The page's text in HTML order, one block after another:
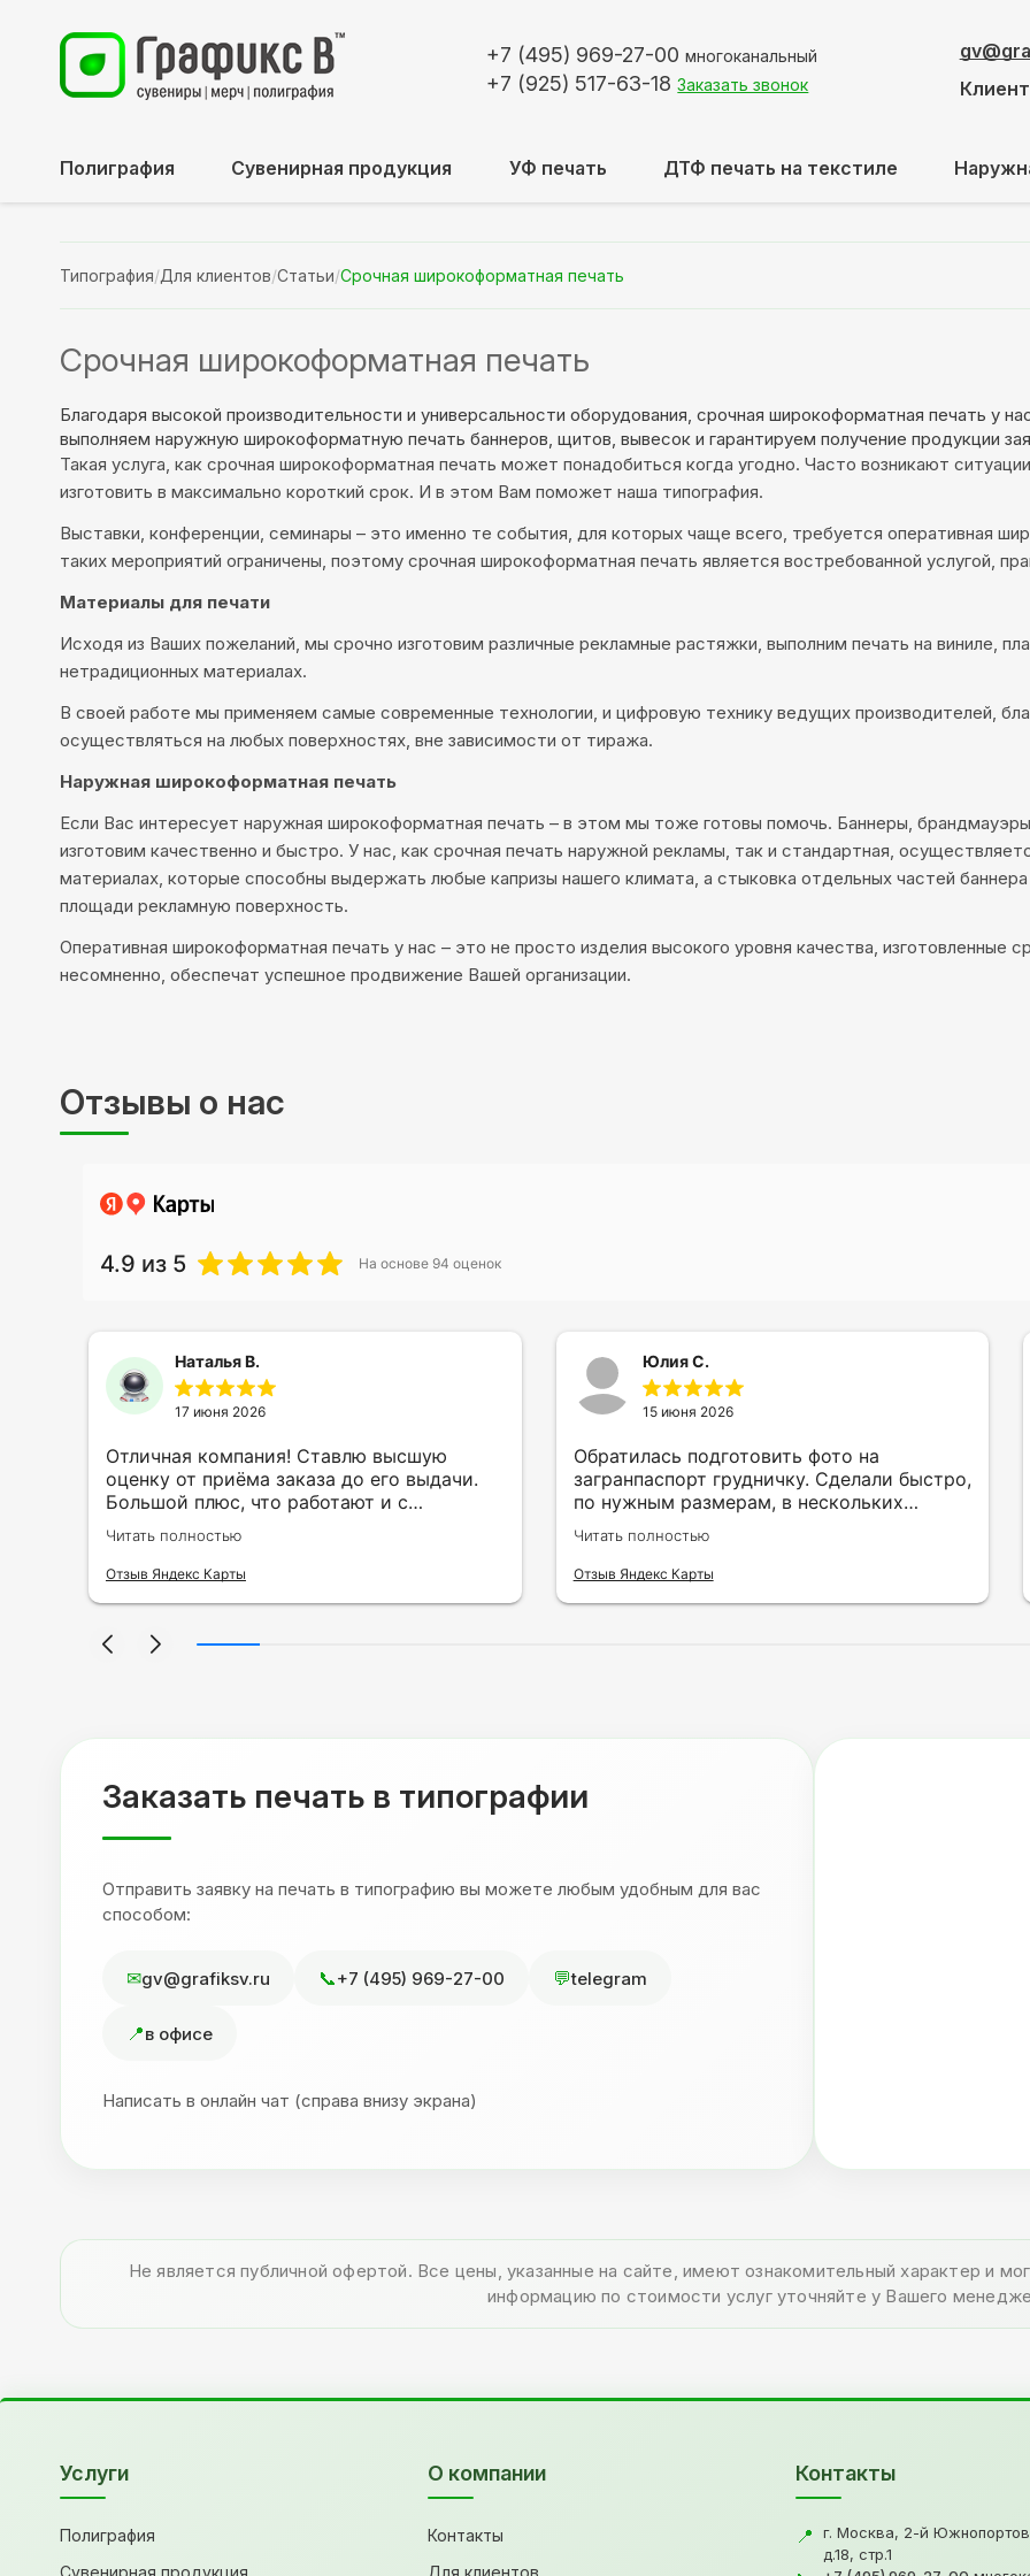
+7 (495) 969-27-00 многоканальный
+7 (925) 517-63-18 Заказать звонок
Полиграфия Сувенирная продукция УФ печать ДТФ печать на текстиле
Типография/Для клиентов/Статьи/Срочная широкоформатная печать
Срочная широкоформатная печать
Благодаря высокой производительности и универсальности оборудования, срочная широкоформатная печать у
выполняем наружную широкоформатную печать баннеров, щитов, вывесок и гарантируем получение продукции
Такая услуга, как срочная широкоформатная печать может понадобиться когда угодно. Часто возникают
изготовить в максимально короткий срок. И в этом Вам поможет наша типография.
Выставки, конференции, семинары – это именно те события, для которых чаще всего, требуется оперативная
таких мероприятий ограничены, поэтому срочная широкоформатная печать является востребованной услугой,
Материалы для печати
Исходя из Ваших пожеланий, мы срочно изготовим различные рекламные растяжки, выполним печать на виниле,
нетрадиционных материалах.
В своей работе мы применяем самые современные технологии, и цифровую технику ведущих производителей,
осуществляться на любых поверхностях, вне зависимости от тиража.
Наружная широкоформатная печать
Если Вас интересует наружная широкоформатная печать – в этом мы тоже готовы помочь. Баннеры,
изготовим качественно и быстро. У нас, как срочная печать наружной рекламы, так и стандартная,
материалах, которые способны выдержать любые капризы нашего климата, а стыковка отдельных частей
площади рекламную поверхность.
Оперативная широкоформатная печать у нас – это не просто изделия высокого уровня качества, изготовленные
несомненно, обеспечат успешное продвижение Вашей организации.
Отзывы о нас
4.9 из 5 На основе 94 оценок
Наталья В.
17 июня 2026
Отличная компания! Ставлю высшую
оценку от приёма заказа до его выдачи.
Большой плюс, что работают и с
индивидуальными заказами. Нелбходимо
было нанести принт на кружку в подарок.
Заказ был исполнен оперативно и ооочень
спасибо Евгении за терпеливость,
Читать полностью
Отзыв Яндекс Карты
Юлия С.
15 июня 2026
Обратилась подготовить фото на
загранпаспорт грудничку. Сделали быстро,
по нужным размерам, в нескольких
вариантах и цветах.
Читать полностью
Отзыв Яндекс Карты
Заказать печать в типографии
Отправить заявку на печать в типографию вы можете любым удобным для вас
способом:
gv@grafiksv.ru +7 (495) 969-27-00 telegram
в офисе
Написать в онлайн чат (справа внизу экрана)
Не является публичной офертой. Все цены, указанные на сайте, имеют ознакомительный характер и
информацию по стоимости услуг уточняйте у Вашего
Услуги
Полиграфия
Сувенирная продукция
О компании
Контакты
Для клиентов
Контакты
📍
г. Москва, 2-й
д.18, стр.1